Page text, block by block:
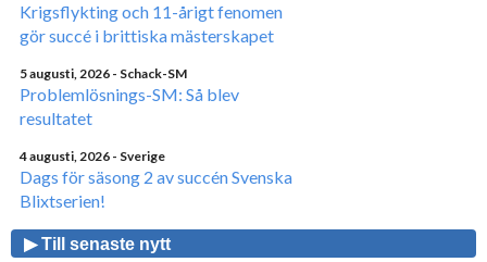
Krigsflykting och 11-årigt fenomen
gör succé i brittiska mästerskapet
5 augusti, 2026 - Schack-SM
Problemlösnings-SM: Så blev
resultatet
4 augusti, 2026 - Sverige
Dags för säsong 2 av succén Svenska
Blixtserien!
▶ Till senaste nytt